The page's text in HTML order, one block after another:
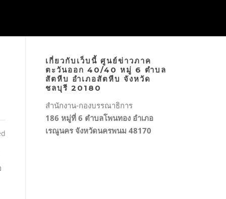
เกี่ยวกับเว็บนี้ ศูนย์ข่าวภาค
ตะวันออก 40/40 หมู่ 6 ตำบล
สัตหีบ อำเภอสัตหีบ จังหวัด
ชลบุรี 20180
สำนักงาน-กองบรรณาธิการ
186 หมู่ที่ 6 ตำบลโพนทอง อำเภอ
เรณูนคร จังหวัดนครพนม 48170